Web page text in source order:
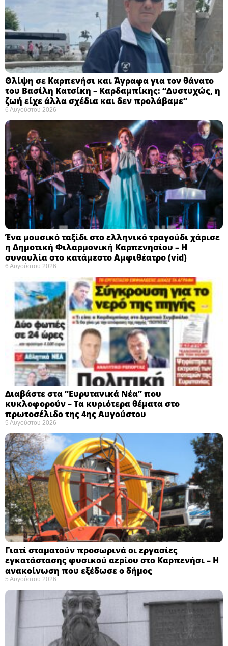
Θλίψη σε Καρπενήσι και Άγραφα για τον θάνατο
του Βασίλη Κατσίκη – Καρδαμπίκης: “Δυστυχώς, η
ζωή είχε άλλα σχέδια και δεν προλάβαμε”
6 Αυγούστου 2026
Ένα μουσικό ταξίδι στο ελληνικό τραγούδι χάρισε
η Δημοτική Φιλαρμονική Καρπενησίου – Η
συναυλία στο κατάμεστο Αμφιθέατρο (vid)
6 Αυγούστου 2026
Διαβάστε στα “Ευρυτανικά Νέα” που
κυκλοφορούν – Τα κυριότερα θέματα στο
πρωτοσέλιδο της 4ης Αυγούστου
5 Αυγούστου 2026
Γιατί σταματούν προσωρινά οι εργασίες
εγκατάστασης φυσικού αερίου στο Καρπενήσι – Η
ανακοίνωση που εξέδωσε ο δήμος
5 Αυγούστου 2026